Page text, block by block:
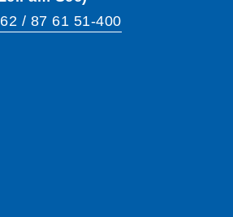
/ 87 61 51-400